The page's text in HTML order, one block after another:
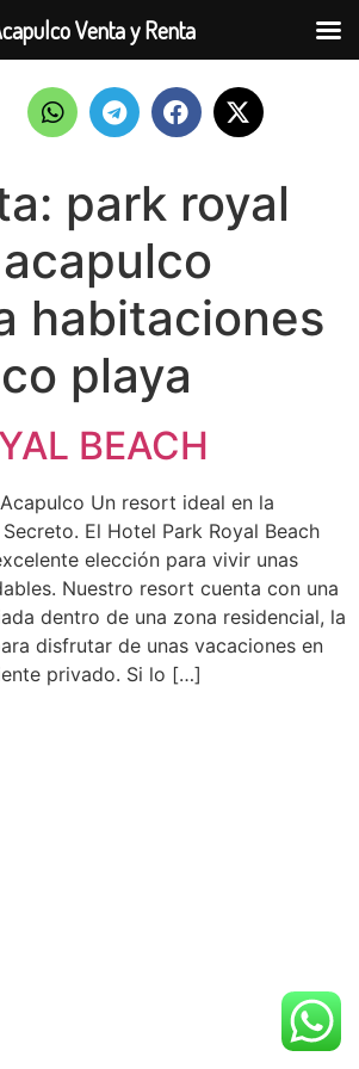
park royal
habitaciones
playa
BEACH
Un resort ideal en la
El Hotel Park Royal Beach
elección para vivir unas
Nuestro resort cuenta con una
dentro de una zona residencial, la
disfrutar de unas vacaciones en
privado. Si lo […]
Venta y Renta